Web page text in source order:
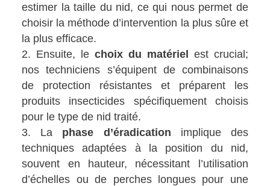
estimer la taille du nid, ce qui nous permet de
choisir la méthode d’intervention la plus sûre et
la plus efficace.
Ensuite, lechoix du matériel est crucial;
nos techniciens s’équipent de combinaisons
de protection résistantes et préparent les
produits insecticides spécifiquement choisis
pour le type de nid traité.
La phase d’éradication implique des
techniques adaptées à la position du nid,
souvent en hauteur, nécessitant l’utilisation
d’échelles ou de perches longues pour une